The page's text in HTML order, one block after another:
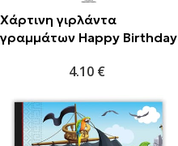
Χάρτινη γιρλάντα
γραμμάτων Happy Birthday
4.10 €